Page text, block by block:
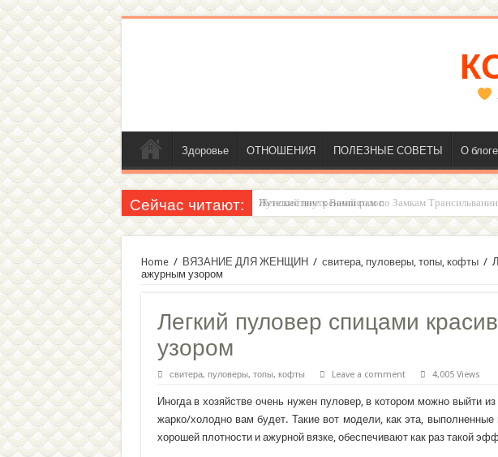
Здоровье ОТНОШЕНИЯ ПОЛЕЗНЫЕ СОВЕТЫ О
Сейчас читают: Женский внутренний голос
Home / ВЯЗАНИЕ ДЛЯ ЖЕНЩИН / свитера, пуловеры, топы, кофты /
ажурным узором
Легкий пуловер спицами
узором
свитера, пуловеры, топы, кофты Leave a comment 4,005 Views
Иногда в хозяйстве очень нужен пуловер, в котором можно выйти
жарко/холодно вам будет. Такие вот модели, как эта, выполненные
хорошей плотности и ажурной вязке, обеспечивают как раз такой